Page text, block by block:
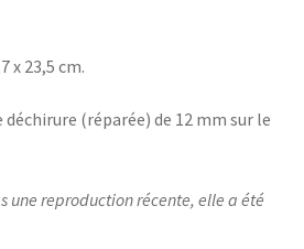
x 23,5 cm.
(réparée) de 12 mm sur le
une reproduction récente, elle a été